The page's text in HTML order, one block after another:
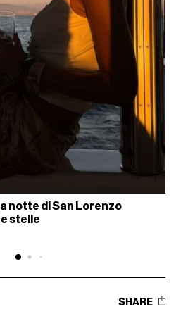
notte di San Lorenzo
stelle
SHARE